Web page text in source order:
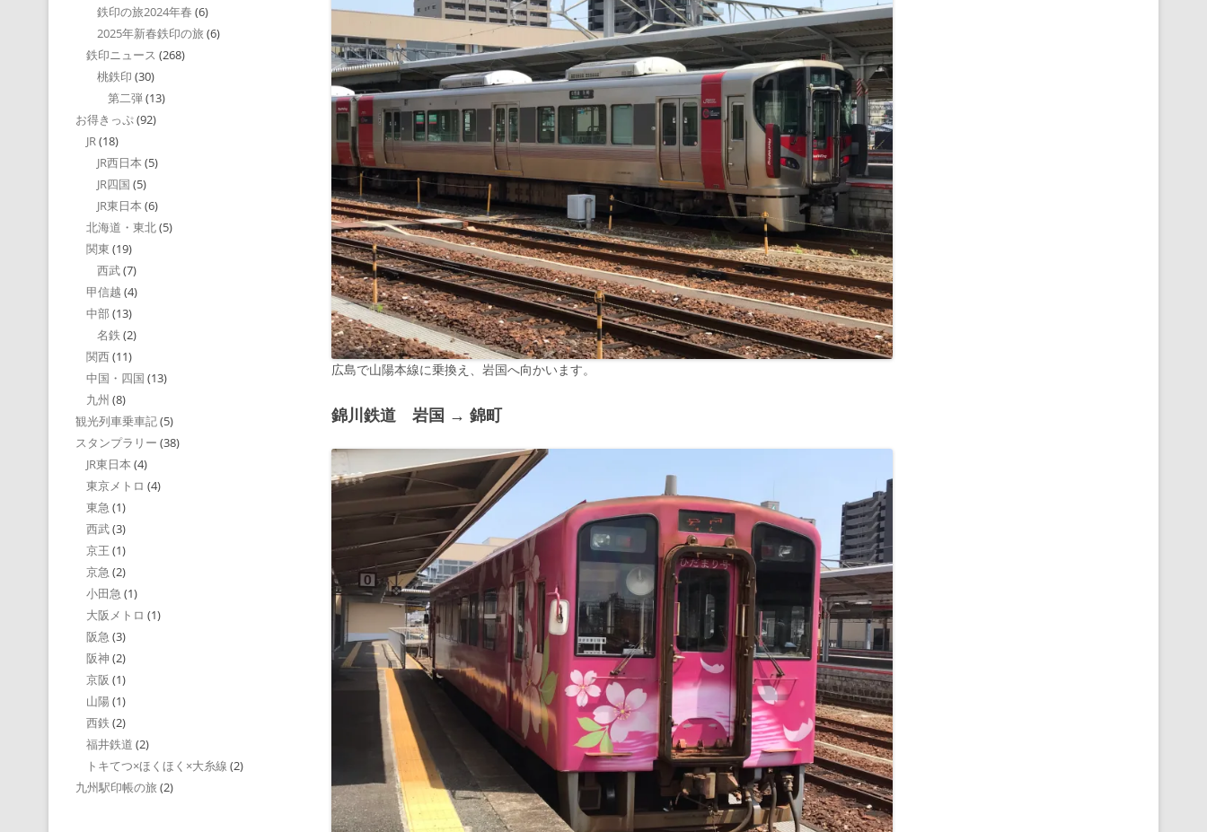
広島で山陽本線に乗換え、岩国へ向かいます。
錦川鉄道 岩国 → 錦町
鉄印の旅2024年春 (6)
2025年新春鉄印の旅 (6)
鉄印ニュース (268)
桃鉄印 (30)
第二弾(13)
お得きっぷ(92)
JR(18)
JR西日本 (5)
JR四国 (5)
JR東日本 (6)
北海道・東北(5)
関東 (19)
西武(7)
甲信越 (4)
中部 (13)
名鉄 (2)
関西(11)
中国・四国 (13)
九州 (8)
観光列車乗車記(5)
スタンプラリー (38)
JR東日本 (4)
東京メトロ (4)
東急 (1)
西武(3)
京王 (1)
京急 (2)
小田急 (1)
大阪メトロ (1)
阪急 (3)
阪神 (2)
京阪 (1)
山陽 (1)
西鉄 (2)
福井鉄道 (2)
トキてつ×ほくほく×大糸線 (2)
九州駅印帳の旅 (2)